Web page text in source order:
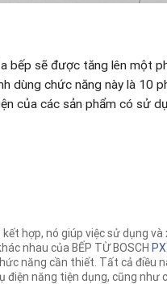
sẽ được tăng lên một
dùng chức năng này là 10
của các sản phẩm có sử
hợp, nó giúp việc sử dụng và
nhau của BẾP TỪ BOSCH
năng cần thiết. Tất cả điều
năng tiện dụng, cũng như